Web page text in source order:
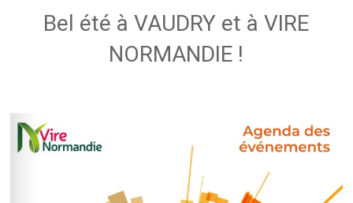
Bel été à VAUDRY et à VIRE
NORMANDIE !